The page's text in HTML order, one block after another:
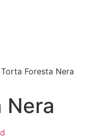
Foresta Nera
Nera